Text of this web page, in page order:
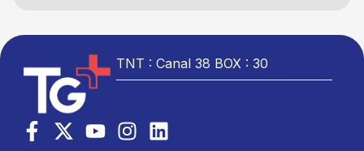
TNT : Canal 38 BOX : 30